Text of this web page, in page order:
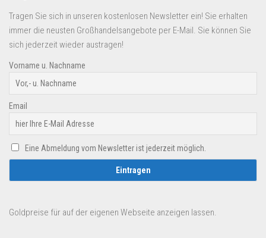
Tragen Sie sich in unseren kostenlosen Newsletter ein! Sie erhalten
immer die neusten Großhandelsangebote per E-Mail. Sie können Sie
sich jederzeit wieder austragen!
Vorname u. Nachname
Email
Eine Abmeldung vom Newsletter ist jederzeit möglich.
Goldpreise für auf der eigenen Webseite anzeigen lassen.